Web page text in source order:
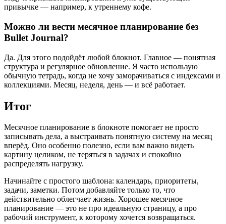
привычке — например, к утреннему кофе.
Можно ли вести месячное планирование без
Bullet Journal?
Да. Для этого подойдёт любой блокнот. Главное — понятная
структура и регулярное обновление. Я часто использую
обычную тетрадь, когда не хочу заморачиваться с индексами и
коллекциями. Месяц, неделя, день — и всё работает.
Итог
Месячное планирование в блокноте помогает не просто
записывать дела, а выстраивать понятную систему на месяц
вперёд. Оно особенно полезно, если вам важно видеть
картину целиком, не теряться в задачах и спокойно
распределять нагрузку.
Начинайте с простого шаблона: календарь, приоритеты,
задачи, заметки. Потом добавляйте только то, что
действительно облегчает жизнь. Хорошее месячное
планирование — это не про идеальную страницу, а про
рабочий инструмент, к которому хочется возвращаться.